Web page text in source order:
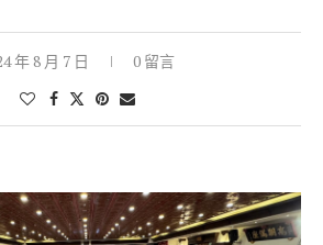
年 8 月 7 日 0 留言